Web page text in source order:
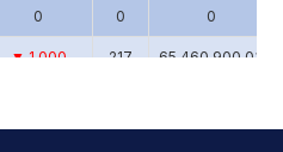
0 0 0
▼ 1,000 217 65,460,900.03